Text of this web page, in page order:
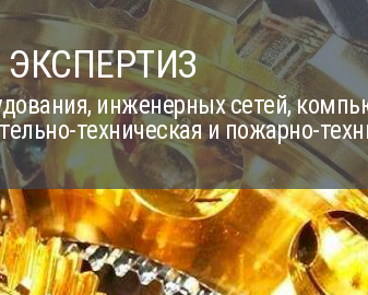
инженерных сетей,
техническая и пожарно-